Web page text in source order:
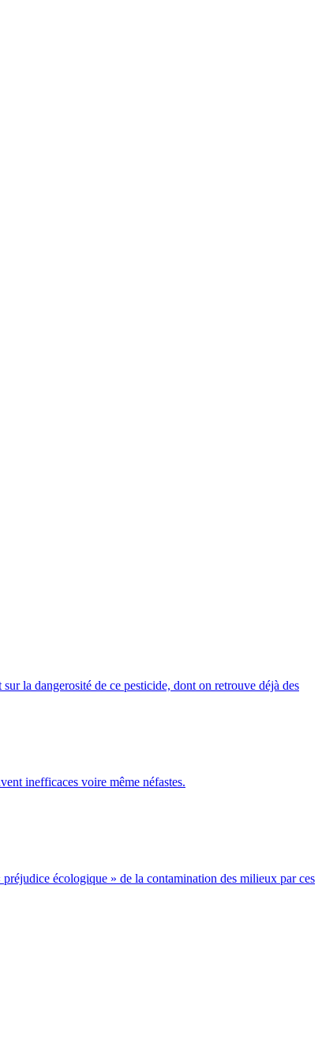
la dangerosité de ce pesticide, dont on retrouve déjà des
inefficaces voire même néfastes.
écologique » de la contamination des milieux par ces